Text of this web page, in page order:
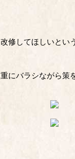
修してほしいとい
にバラシながら策